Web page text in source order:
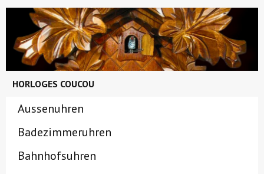
HORLOGES COUCOU
Aussenuhren
Badezimmeruhren
Bahnhofsuhren